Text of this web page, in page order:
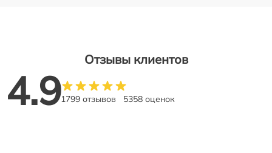
Отзывы клиентов
4.91799 отзывов 5358 оценок